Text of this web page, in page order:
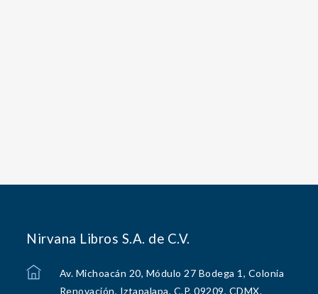
Nirvana Libros S.A. de C.V.
Av. Michoacán 20, Módulo 27 Bodega 1, Colonia
Renovación, Iztapalapa, C.P. 09209, CDMX.